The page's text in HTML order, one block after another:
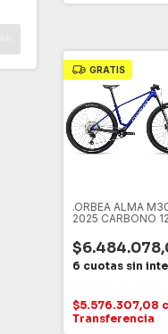
GRATIS
.ORBEA ALMA
2025 CARBONO
$5.576.307,08
Transferencia